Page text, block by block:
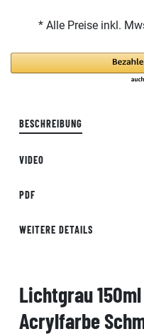
* Alle Preise inkl.
BESCHREIBUNG
VIDEO
PDF
WEITERE DETAILS
Lichtgrau
Acrylfarbe